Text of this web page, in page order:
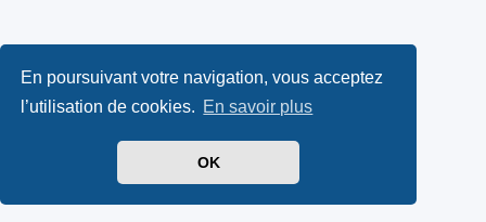
En poursuivant votre navigation, vous acceptez
l’utilisation de cookies. En savoir plus
OK